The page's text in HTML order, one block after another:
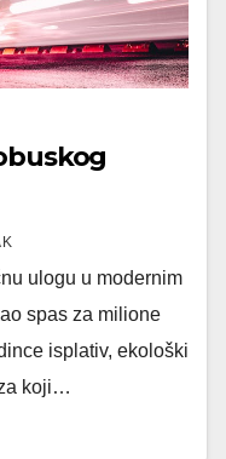
ulogu u modernim
spas za milione
isplativ, ekološki
koji…